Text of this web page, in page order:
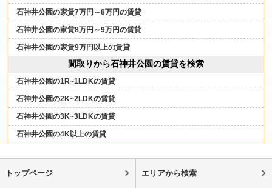
石神井公園の家賃7万円～8万円の賃貸
石神井公園の家賃8万円～9万円の賃貸
石神井公園の家賃9万円以上の賃貸
間取りから石神井公園の賃貸を検索
石神井公園の1R~1LDKの賃貸
石神井公園の2K~2LDKの賃貸
石神井公園の3K~3LDKの賃貸
石神井公園の4K以上の賃貸
トップページ エリアから検索